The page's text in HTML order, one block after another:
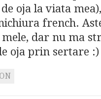
oja la viata
french.
dar nu ma
oja prin sertare :)